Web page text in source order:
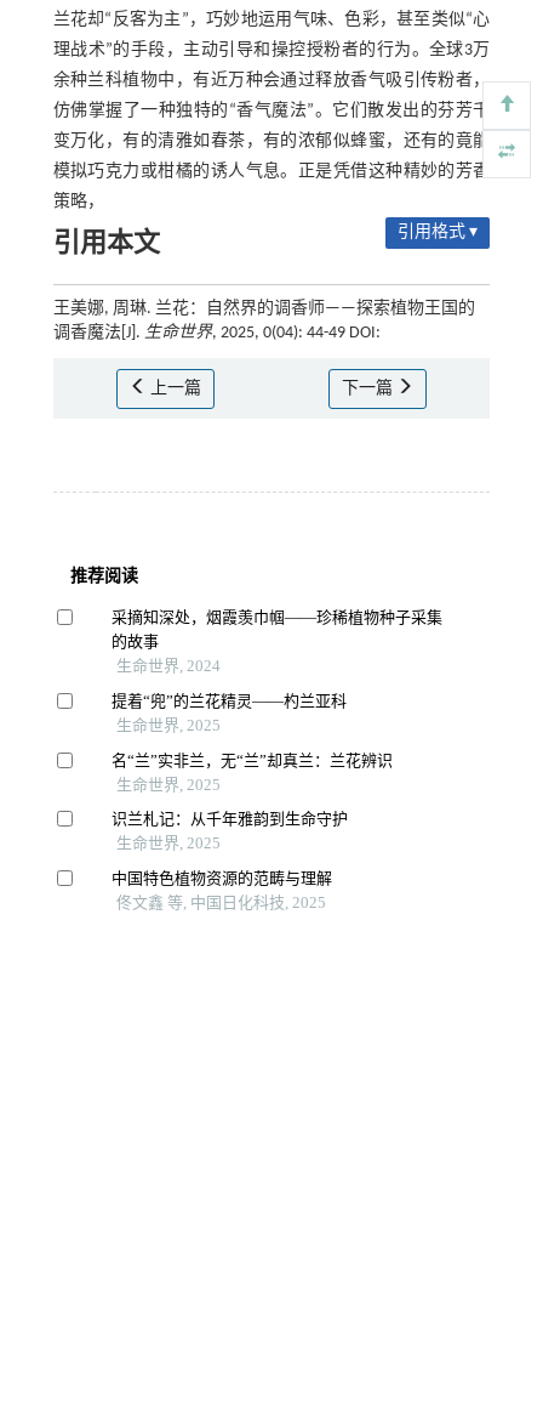
兰花却“反客为主”，巧妙地运用气味、色彩，甚至类似“心
理战术”的手段，主动引导和操控授粉者的行为。全球3万
余种兰科植物中，有近万种会通过释放香气吸引传粉者，
仿佛掌握了一种独特的“香气魔法”。它们散发出的芬芳千
变万化，有的清雅如春茶，有的浓郁似蜂蜜，还有的竟能
模拟巧克力或柑橘的诱人气息。正是凭借这种精妙的芳香
策略，
引用本文 引用格式 ▾
王美娜, 周琳. 兰花：自然界的调香师——探索植物王国的
调香魔法[J]. 生命世界, 2025, 0(04): 44-49 DOI:
上一篇 下一篇